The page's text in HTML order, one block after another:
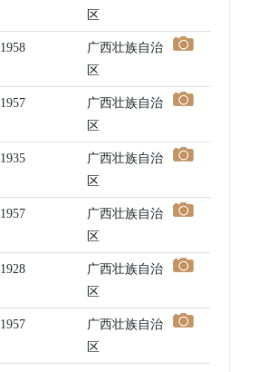
区
1958
广西壮族自治
区
1957
广西壮族自治
区
1935
广西壮族自治
区
1957
广西壮族自治
区
1928
广西壮族自治
区
1957
广西壮族自治
区